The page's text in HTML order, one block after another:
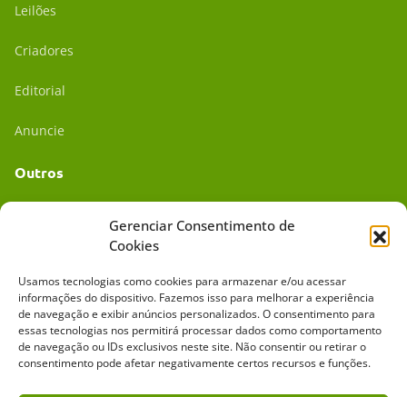
Gerenciar Consentimento de
Cookies
Usamos tecnologias como cookies para armazenar e/ou acessar
informações do dispositivo. Fazemos isso para melhorar a experiência
de navegação e exibir anúncios personalizados. O consentimento para
essas tecnologias nos permitirá processar dados como comportamento
de navegação ou IDs exclusivos neste site. Não consentir ou retirar o
consentimento pode afetar negativamente certos recursos e funções.
Leilões
Criadores
Editorial
Anuncie
Outros
Mídia Kit